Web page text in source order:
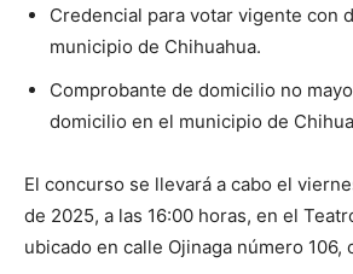
Credencial para votar vigente con
municipio de Chihuahua.
Comprobante de domicilio no
domicilio en el municipio de
El concurso se llevará a cabo el
de 2025, a las 16:00 horas, en el
ubicado en calle Ojinaga número 106,